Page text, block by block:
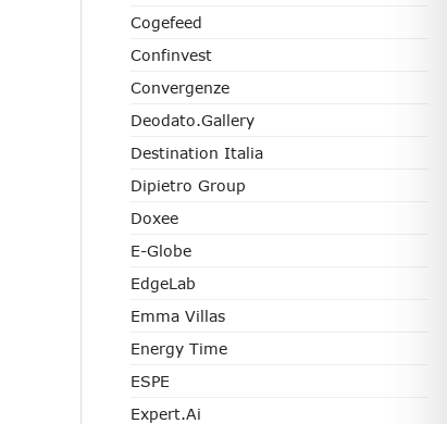
Cogefeed
Confinvest
Convergenze
Deodato.Gallery
Destination Italia
Dipietro Group
Doxee
E-Globe
EdgeLab
Emma Villas
Energy Time
ESPE
Expert.ai